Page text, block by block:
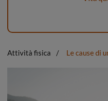
Attività fisica Le cause di